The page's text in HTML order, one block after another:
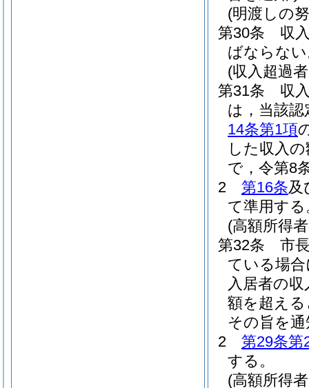
(明渡しの
第30条
収
ばならな
(収入超過
第31条
収
は，当該
14条第1項
した収入
で，令第8
2
第16条及
て準用する
(高額所得
第32条
市
ている場
入居者の
額を超え
その旨を
2
第29条第
する。
(高額所得